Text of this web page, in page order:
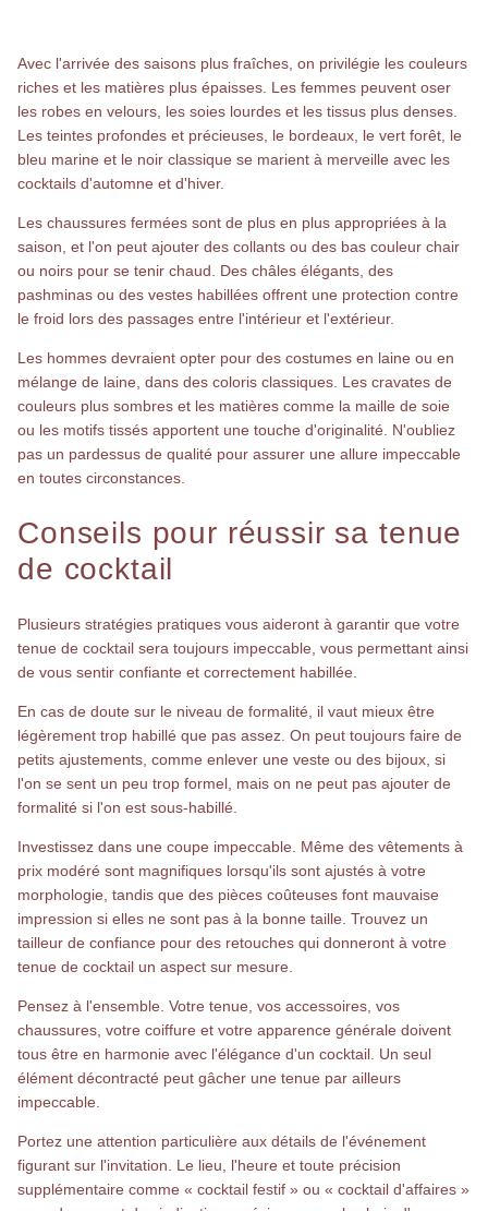
Avec l'arrivée des saisons plus fraîches, on privilégie les couleurs
riches et les matières plus épaisses. Les femmes peuvent oser
les robes en velours, les soies lourdes et les tissus plus denses.
Les teintes profondes et précieuses, le bordeaux, le vert forêt, le
bleu marine et le noir classique se marient à merveille avec les
cocktails d'automne et d'hiver.
Les chaussures fermées sont de plus en plus appropriées à la
saison, et l'on peut ajouter des collants ou des bas couleur chair
ou noirs pour se tenir chaud. Des châles élégants, des
pashminas ou des vestes habillées offrent une protection contre
le froid lors des passages entre l'intérieur et l'extérieur.
Les hommes devraient opter pour des costumes en laine ou en
mélange de laine, dans des coloris classiques. Les cravates de
couleurs plus sombres et les matières comme la maille de soie
ou les motifs tissés apportent une touche d'originalité. N'oubliez
pas un pardessus de qualité pour assurer une allure impeccable
en toutes circonstances.
Conseils pour réussir sa tenue
de cocktail
Plusieurs stratégies pratiques vous aideront à garantir que votre
tenue de cocktail sera toujours impeccable, vous permettant ainsi
de vous sentir confiante et correctement habillée.
En cas de doute sur le niveau de formalité, il vaut mieux être
légèrement trop habillé que pas assez. On peut toujours faire de
petits ajustements, comme enlever une veste ou des bijoux, si
l'on se sent un peu trop formel, mais on ne peut pas ajouter de
formalité si l'on est sous-habillé.
Investissez dans une coupe impeccable. Même des vêtements à
prix modéré sont magnifiques lorsqu'ils sont ajustés à votre
morphologie, tandis que des pièces coûteuses font mauvaise
impression si elles ne sont pas à la bonne taille. Trouvez un
tailleur de confiance pour des retouches qui donneront à votre
tenue de cocktail un aspect sur mesure.
Pensez à l'ensemble. Votre tenue, vos accessoires, vos
chaussures, votre coiffure et votre apparence générale doivent
tous être en harmonie avec l'élégance d'un cocktail. Un seul
élément décontracté peut gâcher une tenue par ailleurs
impeccable.
Portez une attention particulière aux détails de l'événement
figurant sur l'invitation. Le lieu, l'heure et toute précision
supplémentaire comme « cocktail festif » ou « cocktail d'affaires »